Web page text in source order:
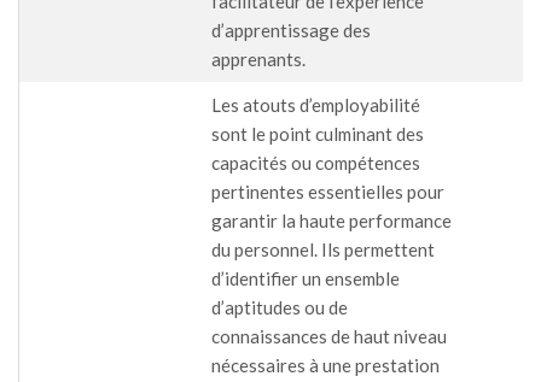
d’apprentissage des
apprenants.
Les atouts d’employabilité
sont le point culminant des
capacités ou compétences
pertinentes essentielles pour
garantir la haute performance
du personnel. Ils permettent
d’identifier un ensemble
d’aptitudes ou de
connaissances de haut niveau
nécessaires à une prestation